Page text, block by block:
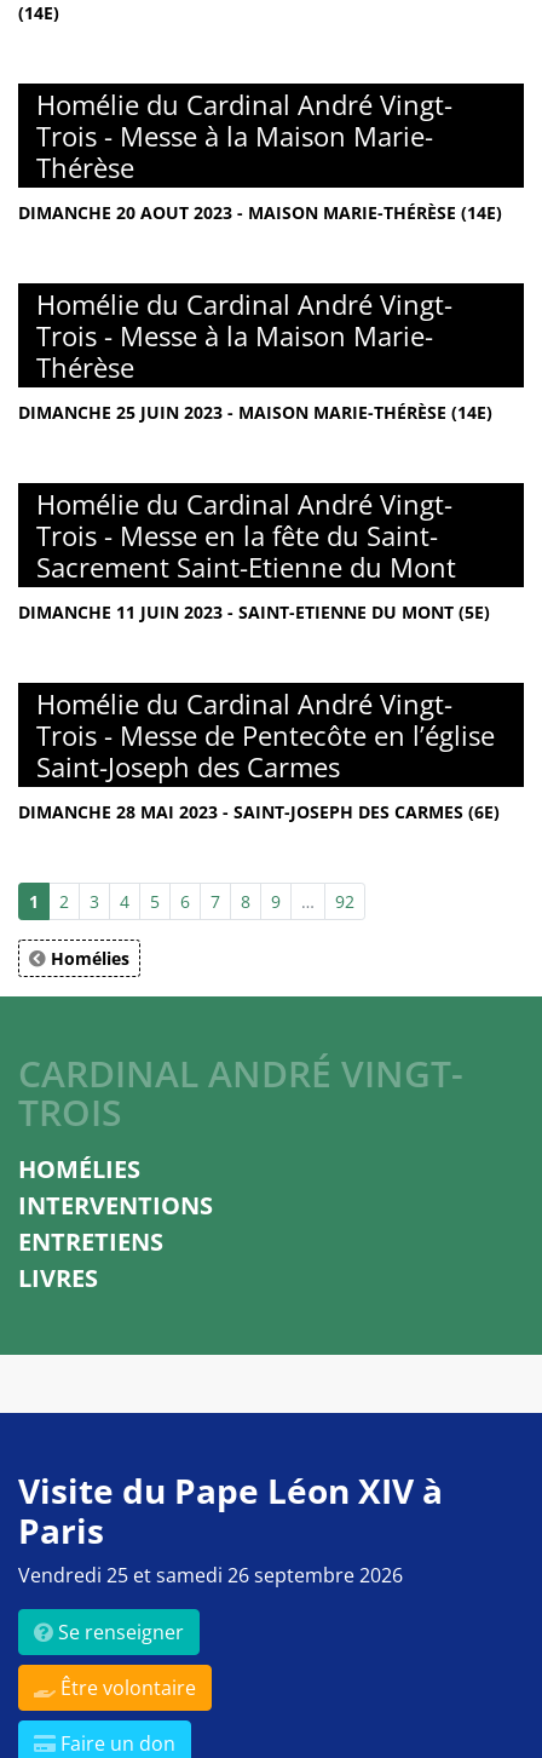
(14E)
Homélie du Cardinal André Vingt-
Trois - Messe à la Maison Marie-
Thérèse
DIMANCHE 20 AOUT 2023 - MAISON MARIE-THÉRÈSE (14E)
Homélie du Cardinal André Vingt-
Trois - Messe à la Maison Marie-
Thérèse
DIMANCHE 25 JUIN 2023 - MAISON MARIE-THÉRÈSE (14E)
Homélie du Cardinal André Vingt-
Trois - Messe en la fête du Saint-
Sacrement Saint-Etienne du Mont
DIMANCHE 11 JUIN 2023 - SAINT-ETIENNE DU MONT (5E)
Homélie du Cardinal André Vingt-
Trois - Messe de Pentecôte en l’église
Saint-Joseph des Carmes
DIMANCHE 28 MAI 2023 - SAINT-JOSEPH DES CARMES (6E)
1 2 3 4 5 6 7 8 9 … 92
Homélies
CARDINAL ANDRÉ VINGT-
TROIS
HOMÉLIES
INTERVENTIONS
ENTRETIENS
LIVRES
Visite du Pape Léon XIV à
Paris
Vendredi 25 et samedi 26 septembre 2026
Se renseigner
Être volontaire
Faire un don